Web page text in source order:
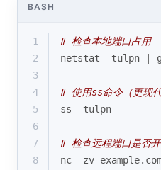
BASH
1
# 检查本地端口占用
2
netstat -tulpn |
3
4
# 使用ss命令（更现代
5
ss -tulpn
6
7
# 检查远程端口是否
8
nc -zv